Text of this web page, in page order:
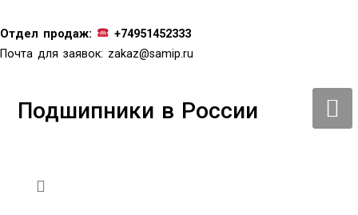
к
содержимому
Отдел продаж:
+74951452333
Почта для заявок: zakaz@samip.ru
Подшипники в России